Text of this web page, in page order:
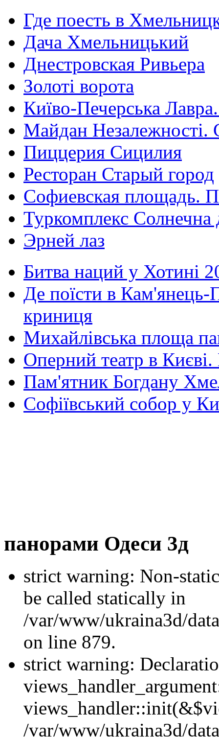
Где поесть в
Дача Хмельницький
Днестровская Ривьера
Золоті ворота
Київо-Печерська
Майдан Незалежності.
Пиццерия Сицилия
Ресторан Старый город
Софиевская площадь.
Туркомплекс Солнечна
Эрней лаз
Битва наций у Хотині
Де поїсти в Кам'янець-
криниця
Михайлівська площа
Оперний театр в
Пам'ятник Богдану
Софіївський собор у
панорами Одеси 3д
strict warning: Non-
be called statically in
/var/www/ukraina3d/
on line 879.
strict warning:
/var/www/ukraina3d/